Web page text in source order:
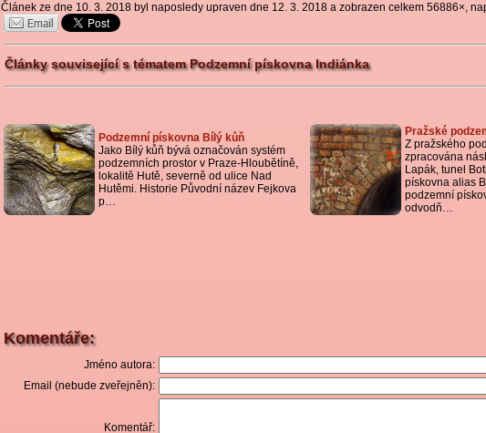
Článek ze dne 10. 3. 2018 byl naposledy upraven dne 12. 3. 2018 a zobrazen celkem 56886×,
Články související s tématem Podzemní pískovna Indiánka
Podzemní pískovna Bílý kůň
Jako Bílý kůň bývá označován systém
podzemních prostor v Praze-Hloubětíně,
lokalitě Hutě, severně od ulice Nad
Hutěmi. Historie Původní název Fejkova
p…
Pražské
Z pražského
zpracována
Lapák, tunel
pískovna alias
podzemní
odvodň…
Komentáře:
Jméno autora:
Email (nebude zveřejněn):
Komentář: